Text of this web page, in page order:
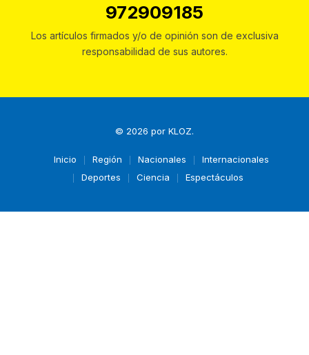
972909185
Los artículos firmados y/o de opinión son de exclusiva
responsabilidad de sus autores.
© 2026 por KLOZ.
Inicio Región Nacionales
Internacionales
Deportes
Ciencia Espectáculos